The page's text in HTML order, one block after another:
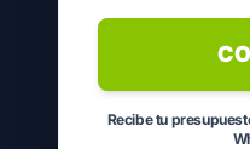
Recibe tu